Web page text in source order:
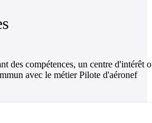
des compétences, un centre d'intérêt
avec le métier Pilote d'aéronef